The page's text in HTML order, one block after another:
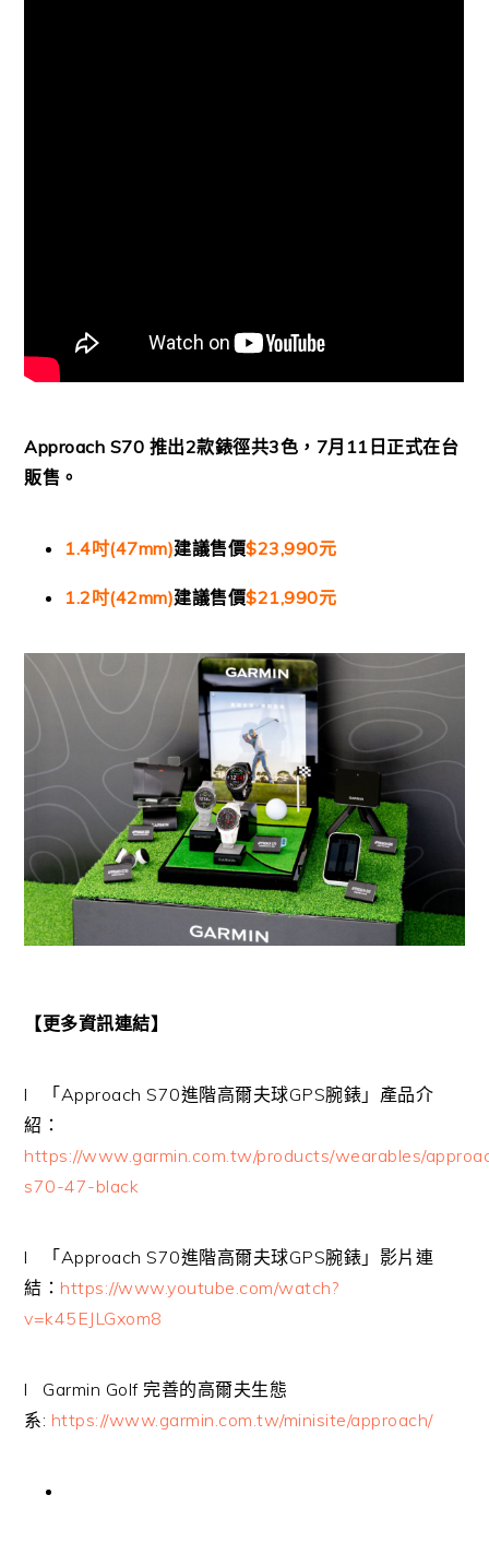
Approach S70 推出2款錶徑共3色， 7月 11 日正式在台
販售。
1.4吋(47mm)建議售價$23,990元
1.2吋(42mm)建議售價$21,990元
【更多資訊連結】
l 「Approach S70進階高爾夫球GPS腕錶」產品介
紹：
https://www.garmin.com.tw/products/wearables/
s70-47-black
l 「Approach S70進階高爾夫球GPS腕錶」影片連
結： https://www.youtube.com/watch?
v=k45EJLGxom8
l Garmin Golf完善的高爾夫生態
系: https://www.garmin.com.tw/minisite/approach/